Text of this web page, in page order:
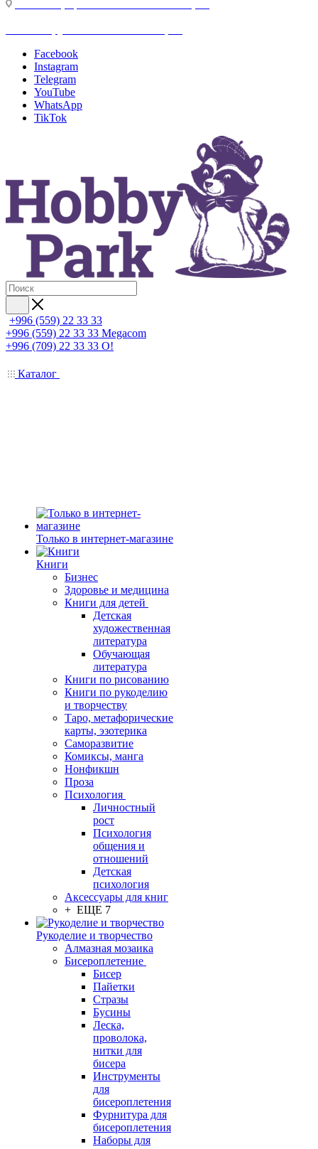
Facebook
Instagram
Telegram
YouTube
WhatsApp
TikTok
+996 (559) 22 33 33
+996 (559) 22 33 33 Megacom
+996 (709) 22 33 33 O!
Каталог
Только в интернет-магазине
Книги
Бизнес
Здоровье и медицина
Книги для детей
Детская
художественная
литература
Обучающая
литература
Книги по рисованию
Книги по рукоделию
и творчеству
Таро, метафорические
карты, эзотерика
Саморазвитие
Комиксы, манга
Нонфикшн
Проза
Психология
Личностный
рост
Психология
общения и
отношений
Детская
психология
Аксессуары для книг
+ ЕЩЕ 7
Рукоделие и творчество
Алмазная мозаика
Бисероплетение
Бисер
Пайетки
Стразы
Бусины
Леска,
проволока,
нитки для
бисера
Инструменты
для
бисероплетения
Фурнитура для
бисероплетения
Наборы для